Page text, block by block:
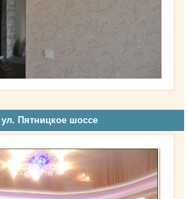
Пятницкое шоссе